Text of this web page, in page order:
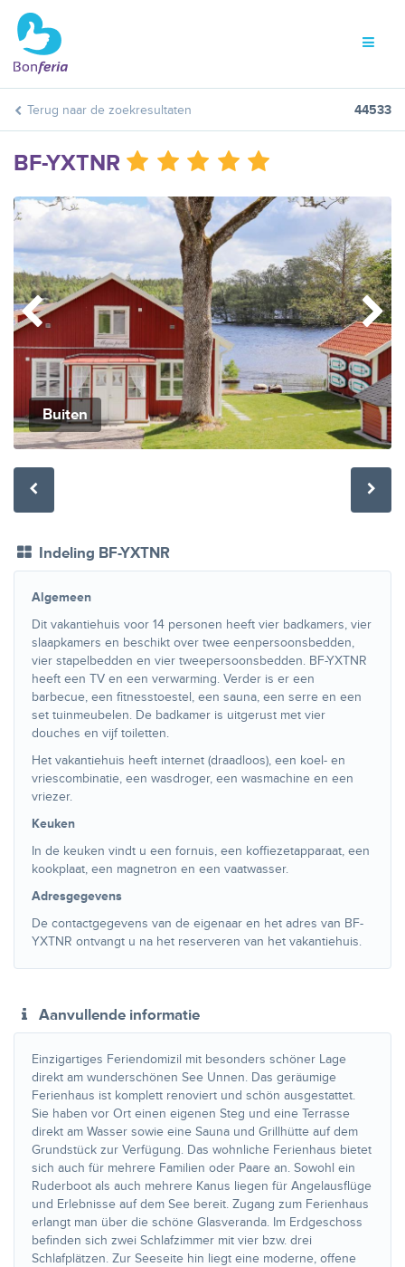
Terug naar de zoekresultaten 44533
BF-YXTNR
Buiten
Indeling BF-YXTNR
Algemeen
Dit vakantiehuis voor 14 personen heeft vier badkamers, vier
slaapkamers en beschikt over twee eenpersoonsbedden,
vier stapelbedden en vier tweepersoonsbedden. BF-YXTNR
heeft een TV en een verwarming. Verder is er een
barbecue, een fitnesstoestel, een sauna, een serre en een
set tuinmeubelen. De badkamer is uitgerust met vier
douches en vijf toiletten.
Het vakantiehuis heeft internet (draadloos), een koel- en
vriescombinatie, een wasdroger, een wasmachine en een
vriezer.
Keuken
In de keuken vindt u een fornuis, een koffiezetapparaat, een
kookplaat, een magnetron en een vaatwasser.
Adresgegevens
De contactgegevens van de eigenaar en het adres van BF-
YXTNR ontvangt u na het reserveren van het vakantiehuis.
Aanvullende informatie
Einzigartiges Feriendomizil mit besonders schöner Lage
direkt am wunderschönen See Unnen. Das geräumige
Ferienhaus ist komplett renoviert und schön ausgestattet.
Sie haben vor Ort einen eigenen Steg und eine Terrasse
direkt am Wasser sowie eine Sauna und Grillhütte auf dem
Grundstück zur Verfügung. Das wohnliche Ferienhaus bietet
sich auch für mehrere Familien oder Paare an. Sowohl ein
Ruderboot als auch mehrere Kanus liegen für Angelausflüge
und Erlebnisse auf dem See bereit. Zugang zum Ferienhaus
erlangt man über die schöne Glasveranda. Im Erdgeschoss
befinden sich zwei Schlafzimmer mit vier bzw. drei
Schlafplätzen. Zur Seeseite hin liegt eine moderne, offene